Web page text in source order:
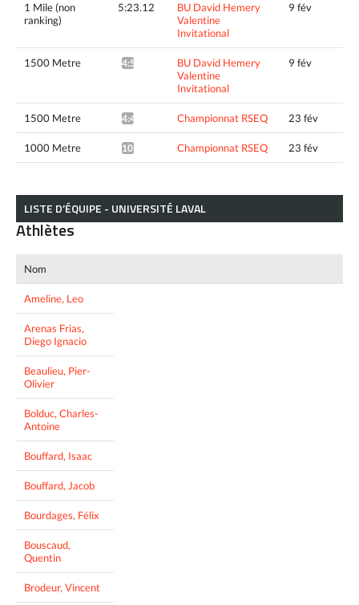
1 Mile (non
ranking)
5:23.12
BU David Hemery
Valentine
Invitational
9 fév
1500 Metre 4:58.76^
BU David Hemery
Valentine
Invitational
9 fév
1500 Metre 4:42.22* Championnat RSEQ 23 fév
1000 Metre 10:24.86* Championnat RSEQ 23 fév
LISTE D’ÉQUIPE - UNIVERSITÉ LAVAL
Athlètes
Nom
Ameline, Leo
Arenas Frias,
Diego Ignacio
Beaulieu, Pier-
Olivier
Bolduc, Charles-
Antoine
Bouffard, Isaac
Bouffard, Jacob
Bourdages, Félix
Bouscaud,
Quentin
Brodeur, Vincent